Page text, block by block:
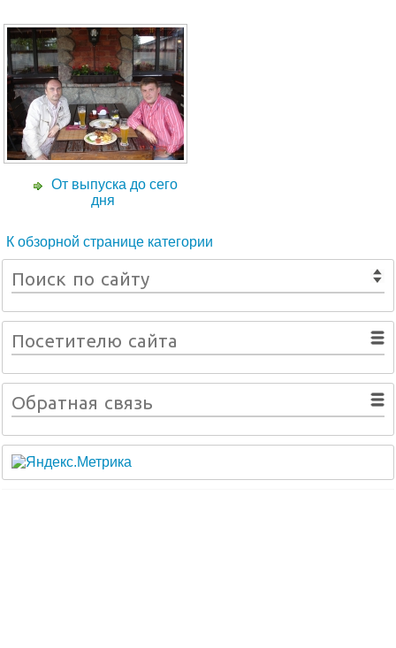
От выпуска до сего
дня
К обзорной странице категории
Поиск по сайту
Посетителю сайта
Обратная связь